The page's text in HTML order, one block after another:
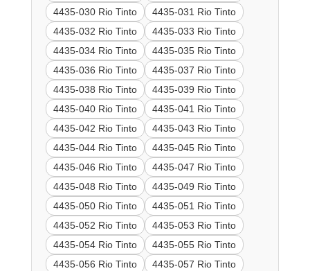
4435-030 Rio Tinto
4435-031 Rio Tinto
4435-032 Rio Tinto
4435-033 Rio Tinto
4435-034 Rio Tinto
4435-035 Rio Tinto
4435-036 Rio Tinto
4435-037 Rio Tinto
4435-038 Rio Tinto
4435-039 Rio Tinto
4435-040 Rio Tinto
4435-041 Rio Tinto
4435-042 Rio Tinto
4435-043 Rio Tinto
4435-044 Rio Tinto
4435-045 Rio Tinto
4435-046 Rio Tinto
4435-047 Rio Tinto
4435-048 Rio Tinto
4435-049 Rio Tinto
4435-050 Rio Tinto
4435-051 Rio Tinto
4435-052 Rio Tinto
4435-053 Rio Tinto
4435-054 Rio Tinto
4435-055 Rio Tinto
4435-056 Rio Tinto
4435-057 Rio Tinto